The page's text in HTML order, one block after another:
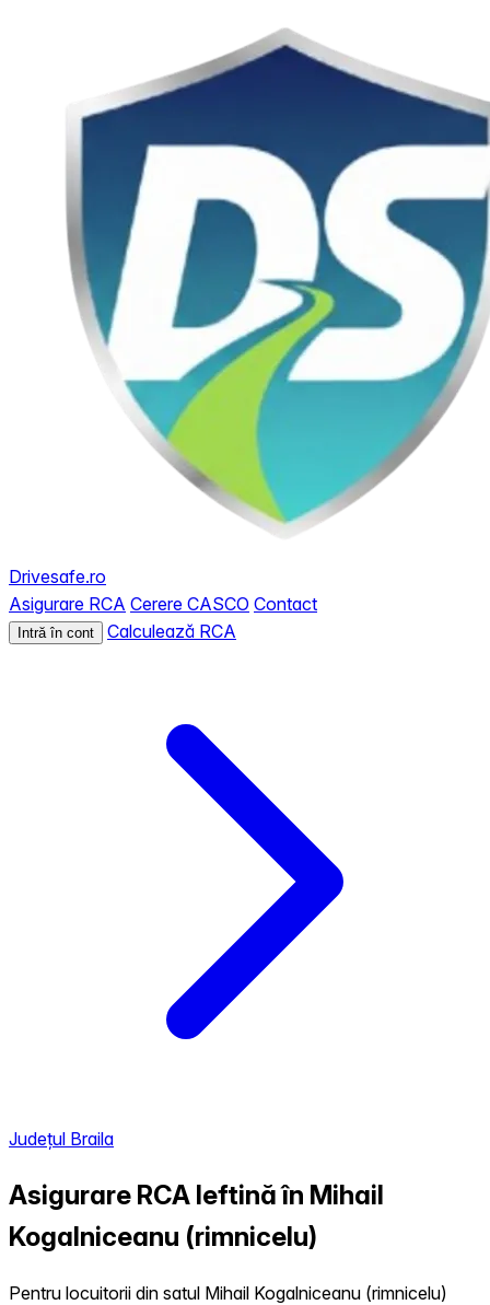
Drivesafe.ro
Asigurare RCA Cerere CASCO Contact
Intră în cont Calculează RCA
Județul Braila
Asigurare RCA Ieftină în Mihail
Kogalniceanu (rimnicelu)
Pentru locuitorii din satul Mihail Kogalniceanu (rimnicelu)